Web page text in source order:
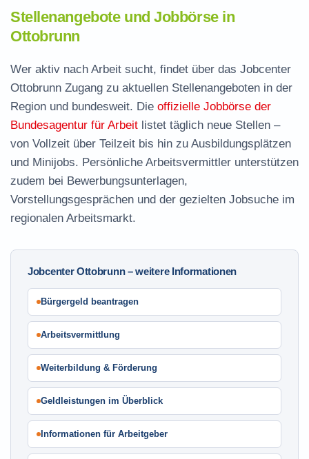
Stellenangebote und Jobbörse in
Ottobrunn
Wer aktiv nach Arbeit sucht, findet über das Jobcenter
Ottobrunn Zugang zu aktuellen Stellenangeboten in der
Region und bundesweit. Die offizielle Jobbörse der
Bundesagentur für Arbeit listet täglich neue Stellen –
von Vollzeit über Teilzeit bis hin zu Ausbildungsplätzen
und Minijobs. Persönliche Arbeitsvermittler unterstützen
zudem bei Bewerbungsunterlagen,
Vorstellungsgesprächen und der gezielten Jobsuche im
regionalen Arbeitsmarkt.
Jobcenter Ottobrunn – weitere Informationen
Bürgergeld beantragen
Arbeitsvermittlung
Weiterbildung & Förderung
Geldleistungen im Überblick
Informationen für Arbeitgeber